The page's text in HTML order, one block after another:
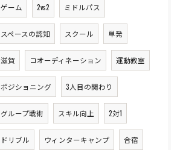
ゲーム 2vs2 ミドルパス
スペースの認知 スクール 単発
滋賀 コオーディネーション 運動教室
ポジショニング 3人目の関わり
グループ戦術 スキル向上 2対1
ドリブル ウィンターキャンプ 合宿